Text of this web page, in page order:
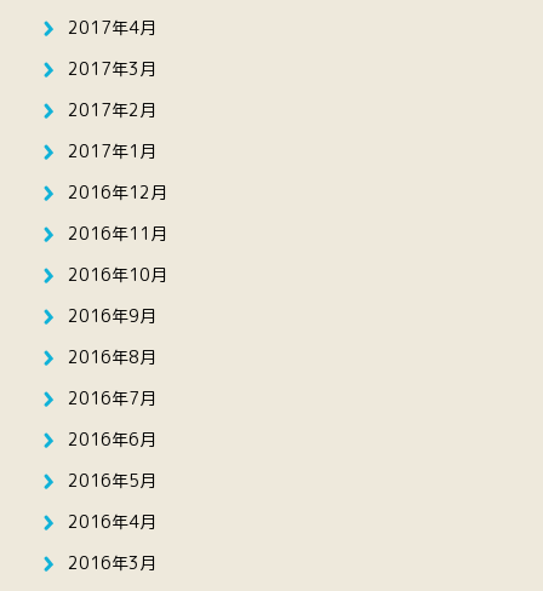
2017年4月
2017年3月
2017年2月
2017年1月
2016年12月
2016年11月
2016年10月
2016年9月
2016年8月
2016年7月
2016年6月
2016年5月
2016年4月
2016年3月